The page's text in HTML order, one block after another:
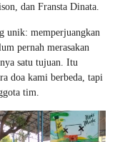
dan Fransta Dinata.
unik: memperjuangkan
pernah merasakan
satu tujuan. Itu
doa kami berbeda, tapi
tim.